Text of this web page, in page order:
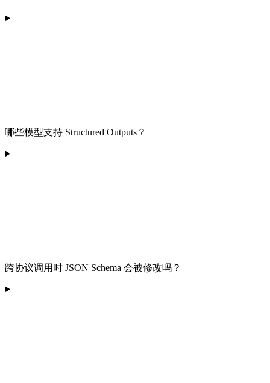
哪些模型支持 Structured Outputs？
跨协议调用时 JSON Schema 会被修改吗？